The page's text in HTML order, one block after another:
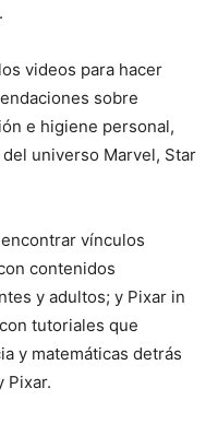
videos para hacer
sobre
e higiene personal,
universo Marvel, Star
vínculos
contenidos
y adultos; y Pixar in
tutoriales que
y matemáticas detrás
Pixar.